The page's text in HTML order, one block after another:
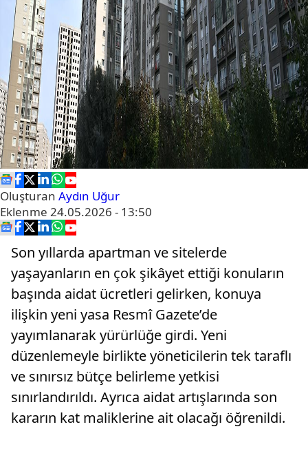
Oluşturan Aydın Uğur
Eklenme 24.05.2026 - 13:50
Son yıllarda apartman ve sitelerde
yaşayanların en çok şikâyet ettiği konuların
başında aidat ücretleri gelirken, konuya
ilişkin yeni yasa Resmî Gazete’de
yayımlanarak yürürlüğe girdi. Yeni
düzenlemeyle birlikte yöneticilerin tek taraflı
ve sınırsız bütçe belirleme yetkisi
sınırlandırıldı. Ayrıca aidat artışlarında son
kararın kat maliklerine ait olacağı öğrenildi.